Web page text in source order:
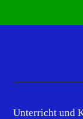
Unterricht und